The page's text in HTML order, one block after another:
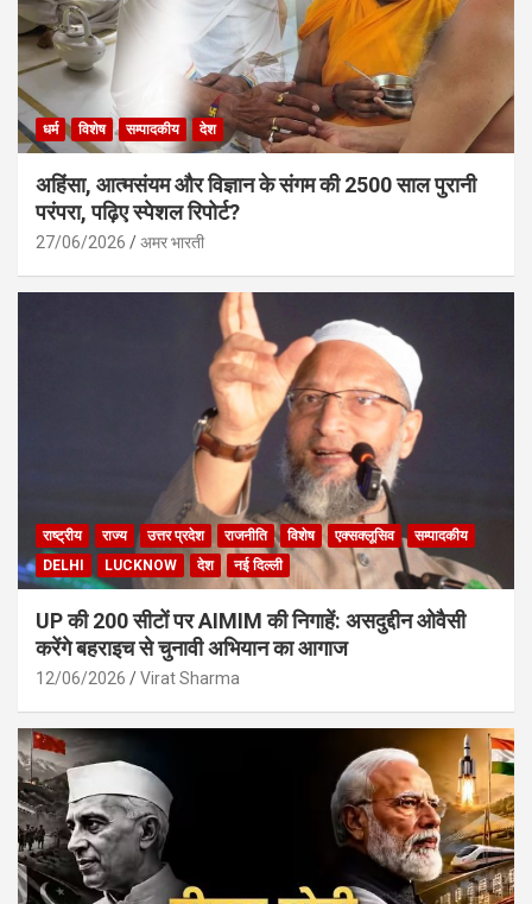
धर्म विशेष सम्पादकीय देश
अहिंसा, आत्मसंयम और विज्ञान के संगम की 2500 साल पुरानी
परंपरा, पढ़िए स्पेशल रिपोर्ट?
27/06/2026 अमर भारती
राष्ट्रीय राज्य उत्तर प्रदेश राजनीति विशेष एक्सक्लूसिव
सम्पादकीय
DELHI
LUCKNOW देश नई दिल्ली
UP की 200 सीटों पर AIMIM की निगाहें: असदुद्दीन ओवैसी
करेंगे बहराइच से चुनावी अभियान का आगाज
12/06/2026 Virat Sharma